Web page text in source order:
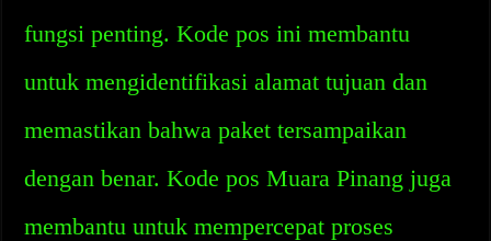
fungsi penting. Kode pos ini membantu
untuk mengidentifikasi alamat tujuan dan
memastikan bahwa paket tersampaikan
dengan benar. Kode pos Muara Pinang juga
membantu untuk mempercepat proses